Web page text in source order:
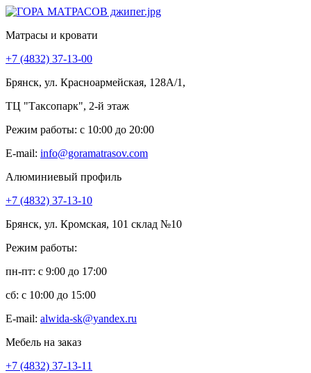
Матрасы и кровати
+7 (4832) 37-13-00
Брянск, ул. Красноармейская, 128А/1,
ТЦ "Таксопарк", 2-й этаж
Режим работы: c 10:00 до 20:00
E-mail: info@goramatrasov.com
Алюминиевый профиль
+7 (4832) 37-13-10
Брянск, ул. Кромская, 101 склад №10
Режим работы:
пн-пт: c 9:00 до 17:00
сб: c 10:00 до 15:00
E-mail: alwida-sk@yandex.ru
Мебель на заказ
+7 (4832) 37-13-11